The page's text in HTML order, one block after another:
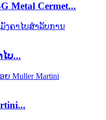
Metal Cermet...
ບ...